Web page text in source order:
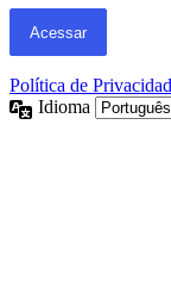
Política de
Idioma